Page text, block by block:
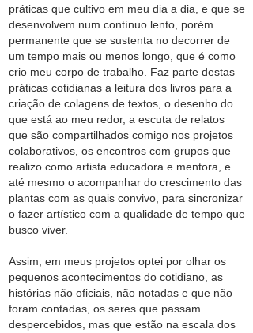
práticas que cultivo em meu dia a dia, e que se
desenvolvem num contínuo lento, porém
permanente que se sustenta no decorrer de
um tempo mais ou menos longo, que é como
crio meu corpo de trabalho. Faz parte destas
práticas cotidianas a leitura dos livros para a
criação de colagens de textos, o desenho do
que está ao meu redor, a escuta de relatos
que são compartilhados comigo nos projetos
colaborativos, os encontros com grupos que
realizo como artista educadora e mentora, e
até mesmo o acompanhar do crescimento das
plantas com as quais convivo, para sincronizar
o fazer artístico com a qualidade de tempo que
busco viver.
Assim, em meus projetos optei por olhar os
pequenos acontecimentos do cotidiano, as
histórias não oficiais, não notadas e que não
foram contadas, os seres que passam
despercebidos, mas que estão na escala dos